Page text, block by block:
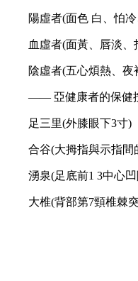
陽虛者(面色 白、怕冷
血虛者(面黃、唇淡、指
陰虛者(五心煩熱、夜裡
—— 亞健康者的保健
足三里(外膝眼下3寸)
合谷(大拇指與示指間
湧泉(足底前1 3中心凹
大椎(背部第7頸椎棘